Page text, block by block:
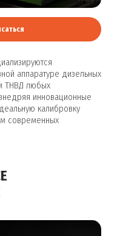
аппаратуре дизельных
ТНВД любых
инновационные
калибровку
современных